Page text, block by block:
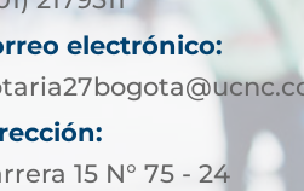
electrónico:
15 N° 75 - 24